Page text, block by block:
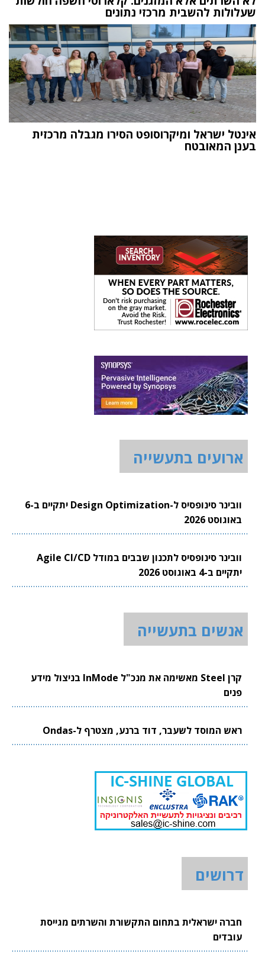
שעלולות להשבית מרכזי נתונים
אינטל ישראל ומיקרוסופט הסירו מגבלה מרכזית
בענן המאובטח
ארועים בתעשייה
וובינר סינופסיס ל-Design Optimization יתקיים ב-6
באוגוסט 2026
וובינר סינופסיס לתכנון שבבים במודל Agile CI/CD
יתקיים ב-4 באוגוסט 2026
אנשים בתעשייה
קרן Steel מאשימה את מנכ"ל InMode בניצול מידע
פנים
ראש המוסד לשעבר, דוד ברנע, מצטרף ל-Ondas
דרושים
חברה ישראלית בתחום התקשורת והשרתים מגייסת
עובדים